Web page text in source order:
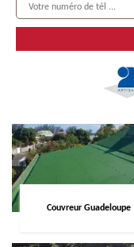
Couvreur Guadeloupe